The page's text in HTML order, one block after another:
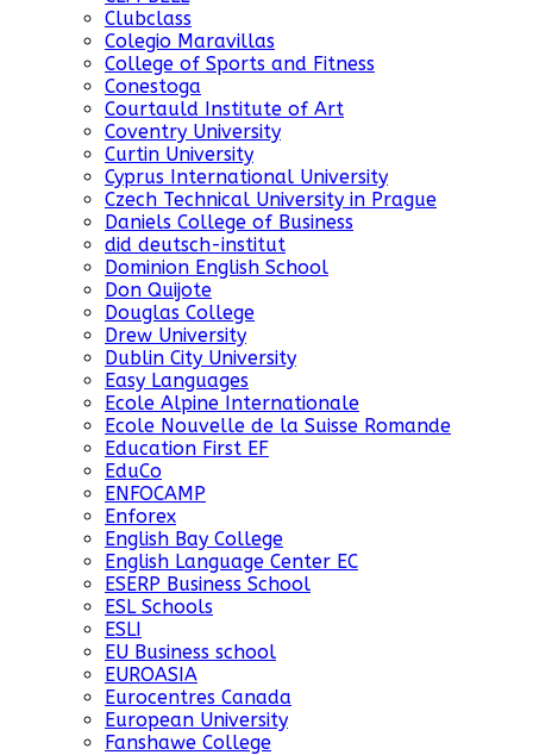
Clubclass
Colegio Maravillas
College of Sports and Fitness
Conestoga
Courtauld Institute of Art
Coventry University
Curtin University
Cyprus International University
Czech Technical University in Prague
Daniels College of Business
did deutsch-institut
Dominion English School
Don Quijote
Douglas College
Drew University
Dublin City University
Easy Languages
Ecole Alpine Internationale
Ecole Nouvelle de la Suisse Romande
Education First EF
EduCo
ENFOCAMP
Enforex
English Bay College
English Language Center EC
ESERP Business School
ESL Schools
ESLI
EU Business school
EUROASIA
Eurocentres Canada
European University
Fanshawe College